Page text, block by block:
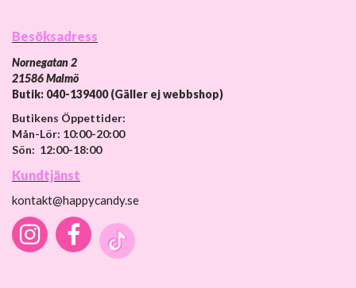
Besöksadress
Nornegatan 2
21586 Malmö
Butik: 040-139400 (Gäller ej webbshop)
Butikens Öppettider:
Mån-Lör: 10:00-20:00
Sön: 12:00-18:00
Kundtjänst
kontakt@happycandy.se